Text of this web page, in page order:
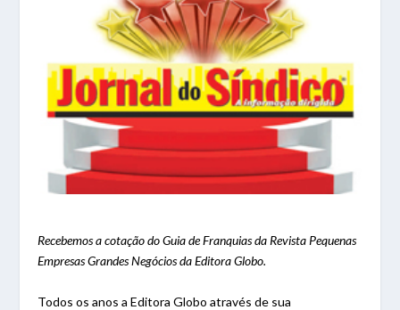
Recebemos a cotação do Guia de Franquias da Revista Pequenas
Empresas Grandes Negócios da Editora Globo.
Todos os anos a Editora Globo através de sua